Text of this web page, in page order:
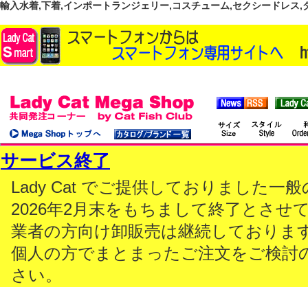
輸入水着,下着,インポートランジェリー,コスチューム,セクシードレス
サービス終了
Lady Cat でご提供しておりました一
2026年2月末をもちまして終了とさせ
業者の方向け卸販売は継続しておりま
個人の方でまとまったご注文をご検討
さい。